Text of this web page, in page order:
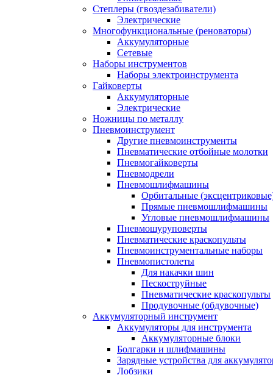
Степлеры (гвоздезабиватели)
Электрические
Многофункциональные (реноваторы)
Аккумуляторные
Сетевые
Наборы инструментов
Наборы электроинструмента
Гайковерты
Аккумуляторные
Электрические
Ножницы по металлу
Пневмоинструмент
Другие пневмоинструменты
Пневматические отбойные молотки
Пневмогайковерты
Пневмодрели
Пневмошлифмашины
Орбитальные
Прямые пневмошлифмашины
Угловые пневмошлифмашины
Пневмошуруповерты
Пневматические краскопульты
Пневмоинструментальные наборы
Пневмопистолеты
Для накачки шин
Пескоструйные
Пневматические краскопульты
Продувочные (обдувочные)
Аккумуляторный инструмент
Аккумуляторы для инструмента
Аккумуляторные блоки
Болгарки и шлифмашины
Зарядные устройства для
Лобзики